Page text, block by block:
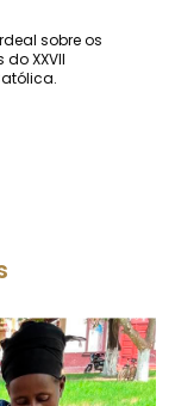
sobre os
XXVII